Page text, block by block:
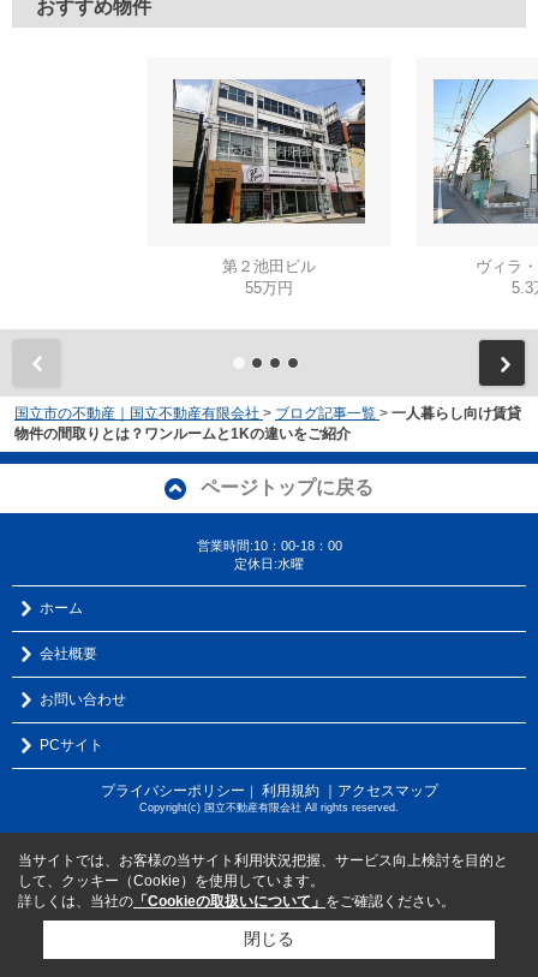
おすすめ物件
第２池田ビル
55万円
ヴィラ
5.3
国立市の不動産｜国立不動産有限会社 > ブログ記事一覧 > 一人暮らし向け賃貸
物件の間取りとは？ワンルームと1Kの違いをご紹介
ページトップに戻る
営業時間:10：00-18：00
定休日:水曜
ホーム
会社概要
お問い合わせ
PCサイト
プライバシーポリシー ｜ 利用規約 ｜アクセスマップ
Copyright(c) 国立不動産有限会社 All rights reserved.
当サイトでは、お客様の当サイト利用状況把握、サービス向上検討を目的と
して、クッキー（Cookie）を使用しています。
詳しくは、当社の 「Cookieの取扱いについて」 をご確認ください。
閉じる